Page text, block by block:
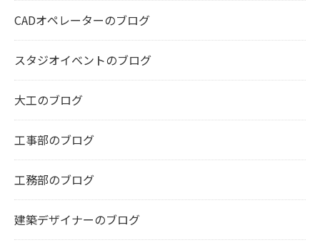
CADオペレーターのブログ
スタジオイベントのブログ
大工のブログ
工事部のブログ
工務部のブログ
建築デザイナーのブログ